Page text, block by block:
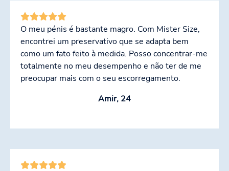
O meu pénis é bastante magro. Com Mister Size,
encontrei um preservativo que se adapta bem
como um fato feito à medida. Posso concentrar-me
totalmente no meu desempenho e não ter de me
preocupar mais com o seu escorregamento.
Amir, 24